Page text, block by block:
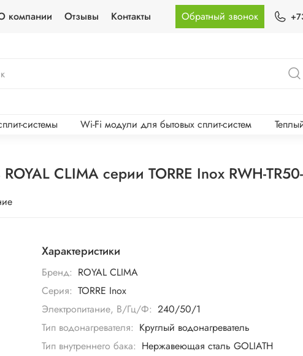
компании Отзывы Контакты Обратный звонок
системы Wi-Fi модули для бытовых сплит-систем
CLIMA серии TORRE Inox RWH-
Характеристики
Бренд: ROYAL CLIMA
Серия: TORRE Inox
Электропитание, В/Гц/Ф: 240/50/1
Тип водонагревателя: Круглый водонагреватель
Тип внутреннего бака: Нержавеющая сталь GOLIATH